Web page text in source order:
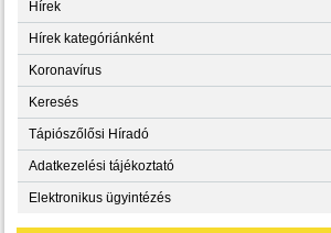
Hírek
Hírek kategóriánként
Koronavírus
Keresés
Tápiószőlősi Híradó
Adatkezelési tájékoztató
Elektronikus ügyintézés